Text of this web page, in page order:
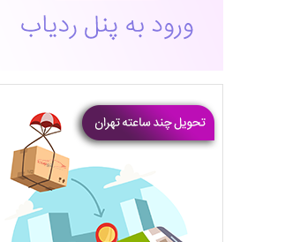
معرفی امکانات سیتروئن C3...
نمایش
مشخصات فنی برلیانس H220
نمایش